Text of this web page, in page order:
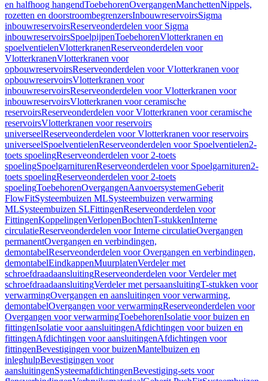
en halfhoog hangendToebehorenOvergangenManchettenNippels,
rozetten en doorstroombegrenzersInbouwreservoirsSigma
inbouwreservoirsReserveonderdelen voor Sigma
inbouwreservoirsSpoelpijpenToebehorenVlotterkranen en
spoelventielenVlotterkranenReserveonderdelen voor
VlotterkranenVlotterkranen voor
opbouwreservoirsReserveonderdelen voor Vlotterkranen voor
opbouwreservoirsVlotterkranen voor
inbouwreservoirsReserveonderdelen voor Vlotterkranen voor
inbouwreservoirsVlotterkranen voor ceramische
reservoirsReserveonderdelen voor Vlotterkranen voor ceramische
reservoirsVlotterkranen voor reservoirs
universeelReserveonderdelen voor Vlotterkranen voor reservoirs
universeelSpoelventielenReserveonderdelen voor Spoelventielen2-
toets spoelingReserveonderdelen voor 2-toets
spoelingSpoelgarniturenReserveonderdelen voor Spoelgarnituren2-
toets spoelingReserveonderdelen voor 2-toets
spoelingToebehorenOvergangenAanvoersystemenGeberit
FlowFitSysteembuizen MLSysteembuizen verwarming
MLSysteembuizen SLFittingenReserveonderdelen voor
FittingenKoppelingenVerlopenBochtenT-stukkenInterne
circulatieReserveonderdelen voor Interne circulatieOvergangen
permanentOvergangen en verbindingen,
demontabelReserveonderdelen voor Overgangen en verbindingen,
demontabelEindkappenMuurplatenVerdeler met
schroefdraadaansluitingReserveonderdelen voor Verdeler met
schroefdraadaansluitingVerdeler met persaansluitingT-stukken voor
verwarmingOvergangen en aansluitingen voor verwarming,
demontabelOvergangen voor verwarmingReserveonderdelen voor
Overgangen voor verwarmingToebehorenIsolatie voor buizen en
fittingenIsolatie voor aansluitingenAfdichtingen voor buizen en
fittingenAfdichtingen voor aansluitingenAfdichtingen voor
fittingenBevestigingen voor buizenMantelbuizen en
inleghulpBevestigingen voor
aansluitingenSysteemafdichtingenBevestiging-sets voor